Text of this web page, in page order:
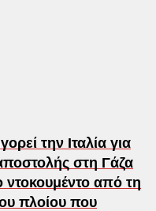
την Ιταλία για
στη Γάζα
από τη
πλοίου που